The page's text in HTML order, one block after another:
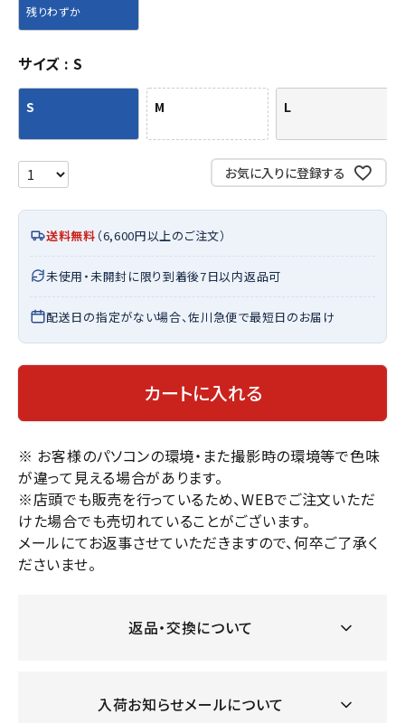
残りわずか
サイズ S
S M L
お気に入りに登録する
送料無料 （6,600円以上のご注文）
未使用・未開封に限り到着後7日以内返品可
配送日の指定がない場合、佐川急便で最短日のお届け
カートに入れる
※ お客様のパソコンの環境・また撮影時の環境等で色味
が違って見える場合があります。
※店頭でも販売を行っているため、WEBでご注文いただ
けた場合でも売切れていることがございます。
メールにてお返事させていただきますので、何卒ご了承く
ださいませ。
返品・交換について
入荷お知らせメールについて